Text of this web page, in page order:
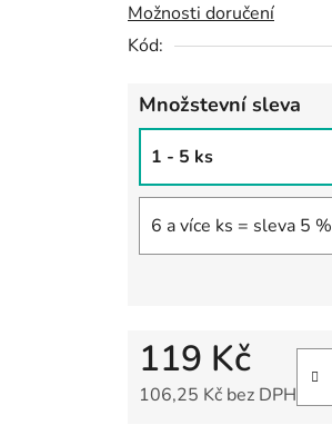
Možnosti doručení
Kód:
Množstevní sleva
1 - 5 ks
6 a více ks = sleva 5 %
119 Kč
106,25 Kč bez DPH